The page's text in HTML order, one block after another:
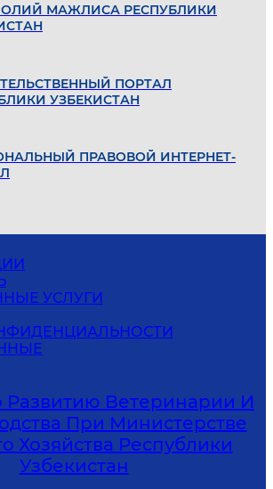
ОЛИЙ МАЖЛИСА РЕСПУБЛИКИ
ПОРТАЛ
УЗБЕКИСТАН
ПРАВОВОЙ ИНТЕРНЕТ-
УСЛУГИ
Развитию Ветеринарии И
При Министерстве
Хозяйства Республики
Узбекистан